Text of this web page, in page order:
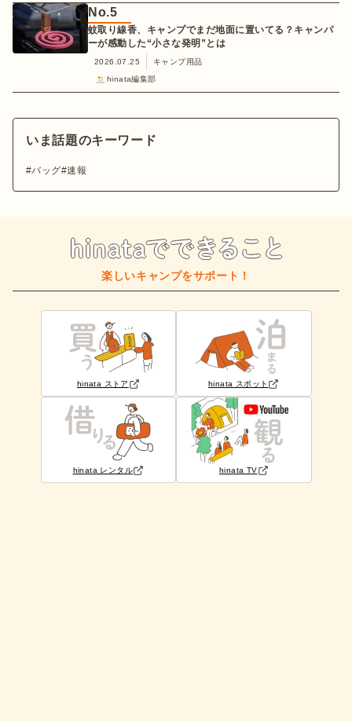
No.5
蚊取り線香、キャンプでまだ地面に置いてる？キャンパ
ーが感動した“小さな発明”とは
2026.07.25
キャンプ用品
hinata編集部
いま話題のキーワード
バッグ 速報
楽しいキャンプをサポート！
hinata ストア hinata スポット
hinata レンタル hinata TV